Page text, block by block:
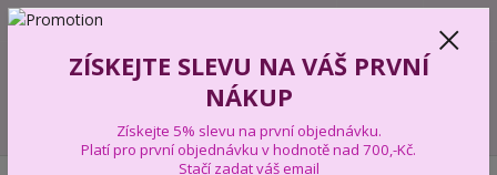
+420 739 574 103
0,00 Kč
ZÍSKEJTE SLEVU NA VÁŠ PRVNÍ
NÁKUP
Získejte 5% slevu na první objednávku.
Platí pro první objednávku v hodnotě nad 700,-Kč.
Stačí zadat váš email